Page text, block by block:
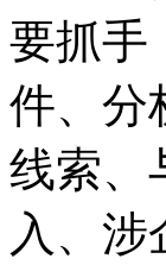
要抓手
件、分
线索、
入、涉